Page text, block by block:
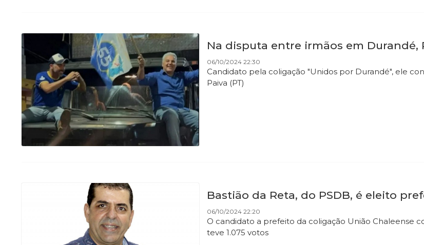
Na disputa entre irmãos em
06/10/2024 22:30
Candidato pela coligação "Unidos por Durandé", ele
Paiva (PT)
Bastião da Reta, do PSDB, é eleito
06/10/2024 22:20
O candidato a prefeito da coligação União Chaleense
teve 1.075 votos